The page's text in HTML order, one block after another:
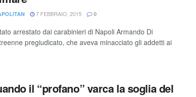
7 FEBBRAIO, 2015 0
arrestato dai carabinieri di Napoli Armando Di
pregiudicato, che aveva minacciato gli addetti ai
il “profano” varca la soglia del